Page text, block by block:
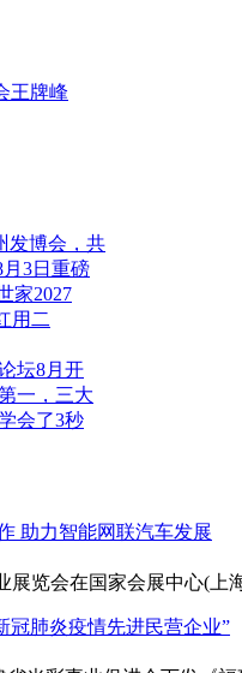
王牌峰
发博会，共
3日重磅
家2027
用二
坛8月开
一，三大
会了3秒
览会在国家会展中心(上